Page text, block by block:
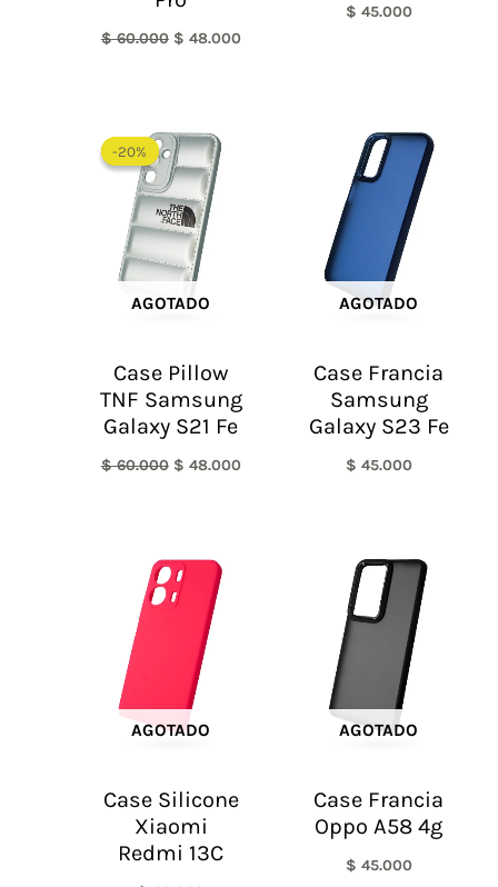
$60.000 $ 48.000
$ 45.000
-20%
AGOTADO
-20%
Case Pillow
TNF Samsung
Galaxy S21 Fe
$60.000
precio
original
era:
$ 60.000.
$ 48.000
AGOTADO
Case Francia
Samsung
Galaxy S23 Fe
$ 45.000
AGOTADO
Case Silicone
Xiaomi
Redmi 13C
AGOTADO
Case Francia
Oppo A58 4g
$ 45.000